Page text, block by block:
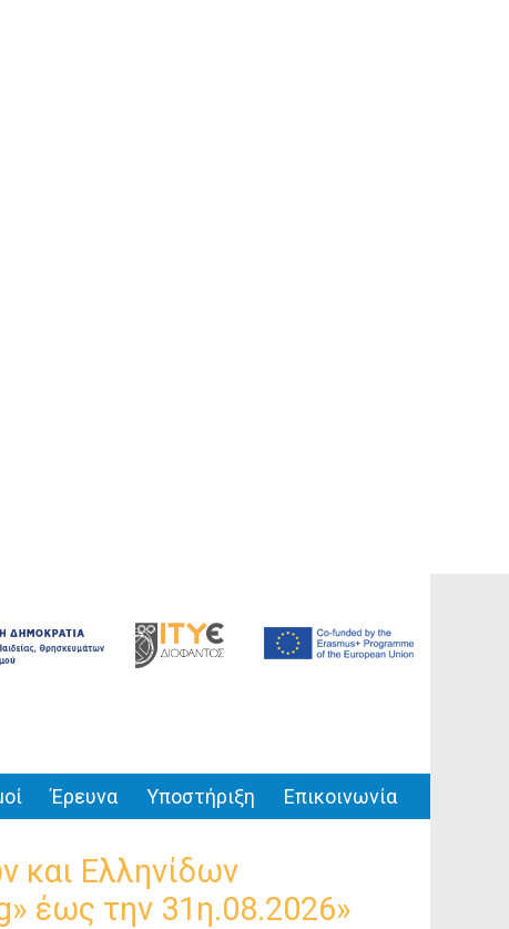
Έρευνα Υποστήριξη Επικοινωνία
και Ελληνίδων
έως την 31η.08.2026»